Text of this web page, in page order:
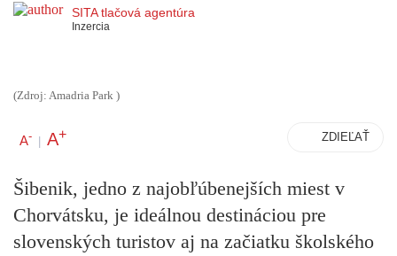
SITA tlačová agentúra
Inzercia
(Zdroj: Amadria Park )
A- | A+ ZDIEĽAŤ
Šibenik, jedno z najobľúbenejších miest v
Chorvátsku, je ideálnou destináciou pre
slovenských turistov aj na začiatku školského